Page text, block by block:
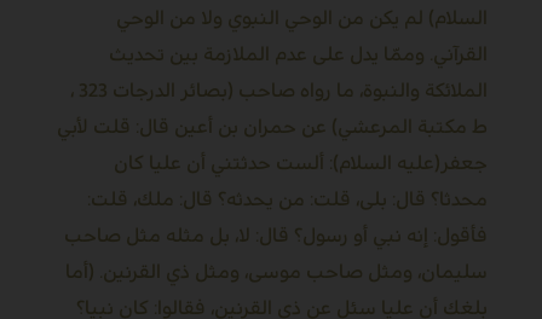
السلام) لم يكن من الوحي النبوي ولا من الوحي
القرآني. وممّا يدل على عدم الملازمة بين تحديث
الملائكة والنبوة، ما رواه صاحب (بصائر الدرجات 323 ،
ط مكتبة المرعشي) عن حمران بن أعين قال: قلت لأبي
جعفر(عليه السلام): ألست حدثتني أن عليا كان
محدثا؟ قال: بلى، قلت: من يحدثه؟ قال: ملك، قلت:
فأقول: إنه نبي أو رسول؟ قال: لا، بل مثله مثل صاحب
سليمان، ومثل صاحب موسى، ومثل ذي القرنين. (أما
بلغك أن عليا سئل عن ذي القرنين، فقالوا: كان نبيا؟